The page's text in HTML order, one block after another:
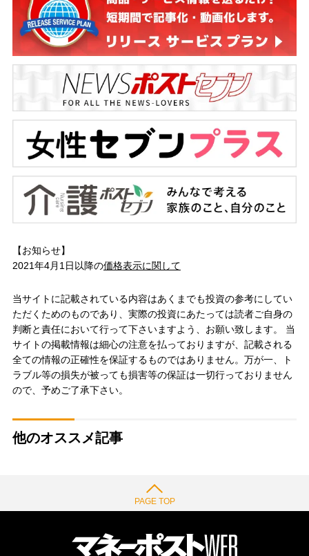
【お知らせ】
2021年4月1日以降の価格表示に関して
当サイトに記載されている内容はあくまでも投資の参考にしてい
ただくためのものであり、実際の投資にあたっては読者ご自身の
判断と責任において行って下さいますよう、お願い致します。 当
サイトの掲載情報は細心の注意を払っておりますが、記載される
全ての情報の正確性を保証するものではありません。万が一、ト
ラブル等の損失が被っても損害等の保証は一切行っておりません
ので、予めご了承下さい。
他のオススメ記事
PAGE TOP